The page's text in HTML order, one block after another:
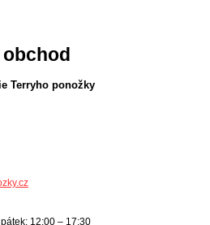
Terryho ponožky
12:00 – 17:30